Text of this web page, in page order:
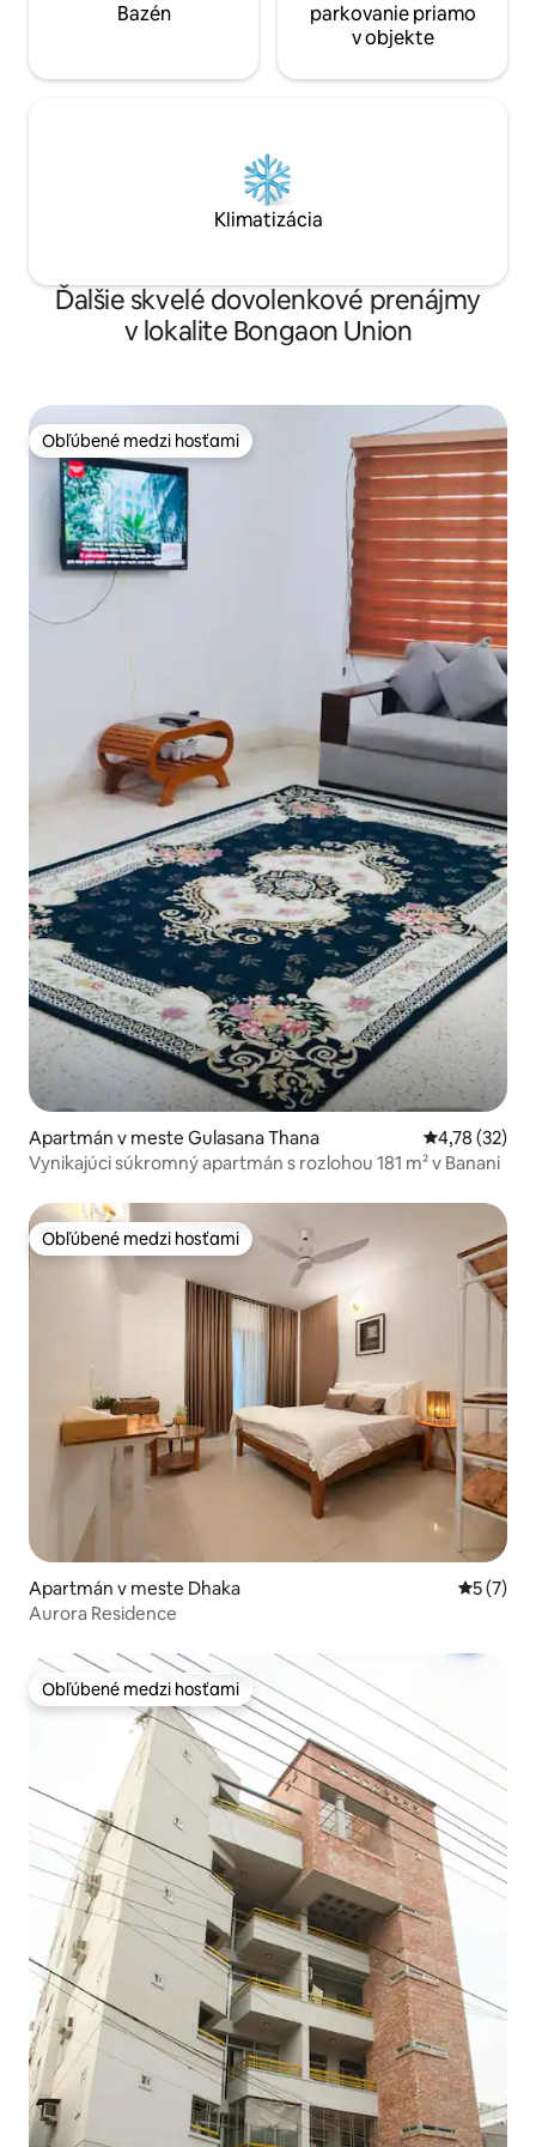
Bazén
parkovanie priamo
v objekte
Klimatizácia
Ďalšie skvelé dovolenkové prenájmy
v lokalite Bongaon Union
Obľúbené medzi hosťami
Obľúbené medzi hosťami
Apartmán v meste Gulasana Thana Priemerné
4,78 (32)
Vynikajúci súkromný apartmán s rozlohou 181 m² v Banani
Obľúbené medzi hosťami
Obľúbené medzi hosťami
Apartmán v meste Dhaka
5 (7)
Aurora Residence
Obľúbené medzi hosťami
Obľúbené medzi hosťami